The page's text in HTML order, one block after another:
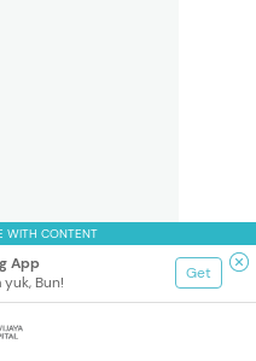
WITH CONTENT
App
Bun!
Get